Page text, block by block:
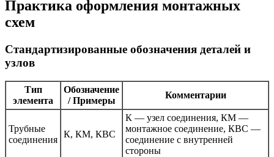
Практика оформления монтажных
схем
Стандартизированные обозначения деталей и
узлов
Тип
элемента
Обозначение
/ Примеры
Комментарии
Трубные
соединения
К, КМ, КВС
К — узел соединения, КМ —
монтажное соединение, КВС —
соединение с внутренней
стороны